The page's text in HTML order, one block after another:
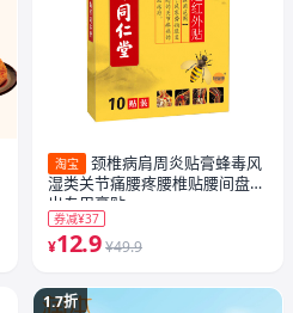
淘宝
颈椎病肩周炎贴膏蜂毒风
湿类关节痛腰疼腰椎贴腰间盘突
出专用膏贴
券减¥37
¥12.9 ¥49.9
1.7折